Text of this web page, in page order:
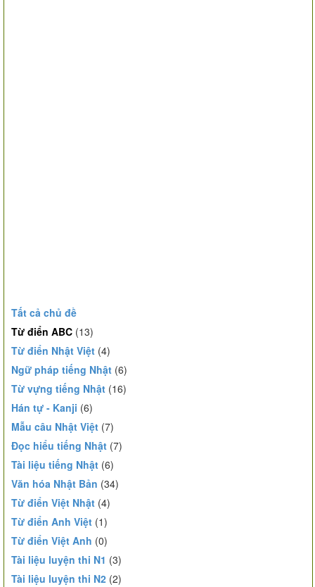
Tất cả chủ đề
Từ điển ABC (13)
Từ điển Nhật Việt (4)
Ngữ pháp tiếng Nhật (6)
Từ vựng tiếng Nhật (16)
Hán tự - Kanji (6)
Mẫu câu Nhật Việt (7)
Đọc hiểu tiếng Nhật (7)
Tài liệu tiếng Nhật (6)
Văn hóa Nhật Bản (34)
Từ điển Việt Nhật (4)
Từ điển Anh Việt (1)
Từ điển Việt Anh (0)
Tài liệu luyện thi N1 (3)
Tài liệu luyện thi N2 (2)